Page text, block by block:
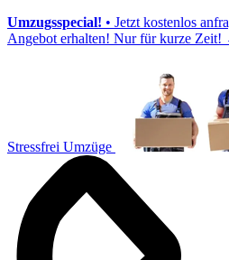
Umzugsspecial! • Jetzt kostenlos
Angebot erhalten! Nur für kurze Zeit!
Stressfrei Umzüge